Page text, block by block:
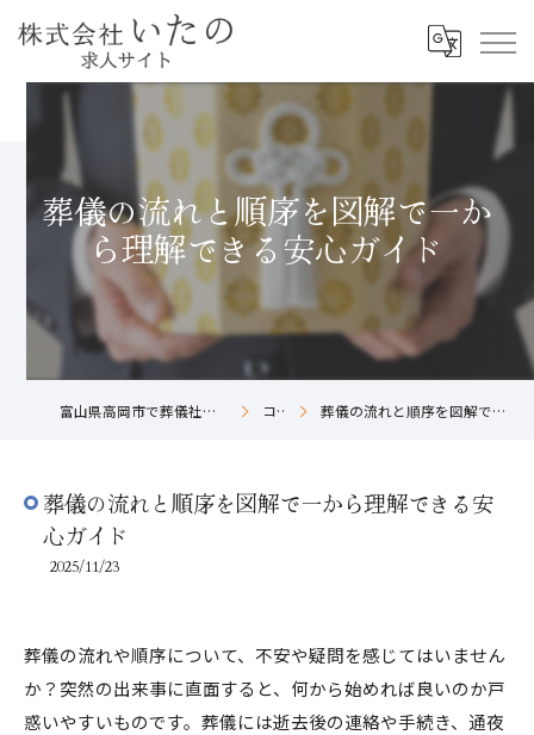
葬儀の流れと順序を図解で一か
ら理解できる安心ガイド
富山県高岡市で葬儀社の求人なら株式会社いたの コラム 葬儀の流れと順序を図解で一から理解できる安心ガイド
葬儀の流れと順序を図解で一から理解できる安
心ガイド
2025/11/23
葬儀の流れや順序について、不安や疑問を感じてはいません
か？突然の出来事に直面すると、何から始めれば良いのか戸
惑いやすいものです。葬儀には逝去後の連絡や手続き、通夜